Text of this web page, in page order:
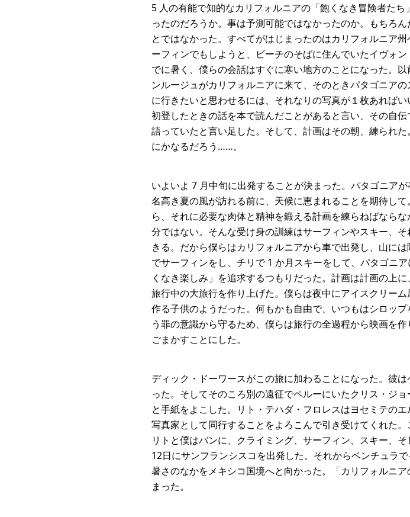
5 人の有能で知的なカリフォルニアの「飽くなき冒険者た
ったのだろうか。事は予測可能ではなかったのか。もちろ
とではなかった。すべてがはじまったのはカリフォルニア
ーフィンでもしようと、ビーチのそばに住んでいたイヴォ
でに暑く、僕らの会話はすぐに寒い地方のことになった。
ンルージュがカリフォルニアに来て、そのときパタゴニア
に行きたいと思わせるには、それなりの写真が１枚あれば
初登したときの話を本で読んだことがあると言い、その自
語っていたと言い足した。そして、計画はその朝、練られ
にかなるだろう……。
いよいよ 7 月中旬に出発することが決まった。パタゴニア
名高き夏の風が訪れる前に、天候に恵まれることを期待し
ら、それに必要な肉体と精神を鍛える計画を練らねばなら
分ではない。そんな受け身の訓練はサーフィンやスキー、
きる。だから僕らはカリフォルニアから車で出発し、山に
でサーフィンをし、チリで 1 か月スキーをして、パタゴニ
くなき楽しみ」を追求するつもりだった。計画は計画の上
旅行中の大旅行を作り上げた。僕らは夜中にアイスクリー
作る子供のようだった。何もかも自由で、いつもはシロッ
う罪の意識から守るため、僕らは旅行の全過程から映画を
ごまかすことにした。
ディック・ドーワースがこの旅に加わることになった。彼
った。そしてそのころ別の遠征でペルーにいたクリス・ジ
と手紙をよこした。リト・テハダ・フロレスはヨセミテの
写真家として同行することをよろこんで引き受けてくれた
リトと僕はバンに、クライミング、サーフィン、スキー、
12日にサンフランシスコを出発した。それからベンチュラ
暑さのなかをメキシコ国境へと向かった。「カリフォルニ
まった。